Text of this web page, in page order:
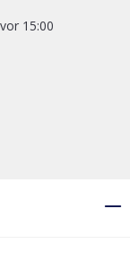
15:00